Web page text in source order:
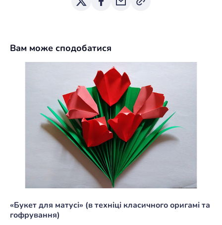
Вам може сподобатися
«Букет для матусі» (в техніці класичного оригамі та
гофрування)